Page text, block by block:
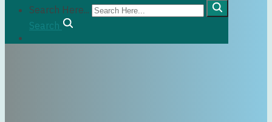
Search Here...
Search